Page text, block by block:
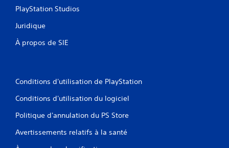
PlayStation Studios
Juridique
À propos de SIE
Conditions d'utilisation de PlayStation
Conditions d'utilisation du logiciel
Politique d'annulation du PS Store
Avertissements relatifs à la santé